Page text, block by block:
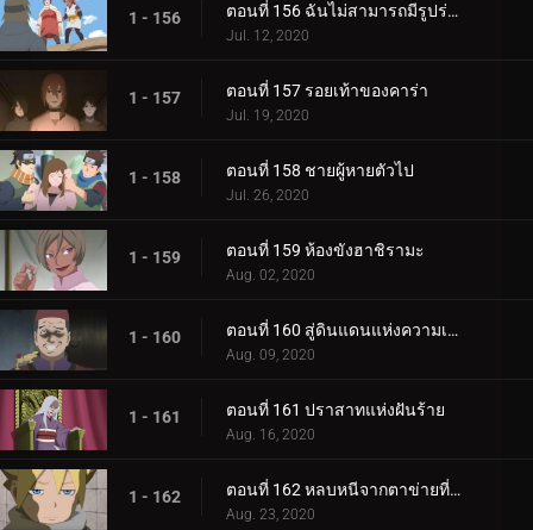
1 - 156 ตอนที่ 156 ฉันไม่สามารถมีรูปร่างผอมเพรียวได้
Jul. 12, 2020
1 - 157 ตอนที่ 157 รอยเท้าของคาร่า
Jul. 19, 2020
1 - 158 ตอนที่ 158 ชายผู้หายตัวไป
Jul. 26, 2020
1 - 159 ตอนที่ 159 ห้องขังฮาชิรามะ
Aug. 02, 2020
1 - 160 ตอนที่ 160 สู่ดินแดนแห่งความเงียบงัน
Aug. 09, 2020
1 - 161 ตอนที่ 161 ปราสาทแห่งฝันร้าย
Aug. 16, 2020
1 - 162 ตอนที่ 162 หลบหนีจากตาข่ายที่กระชับ
Aug. 23, 2020